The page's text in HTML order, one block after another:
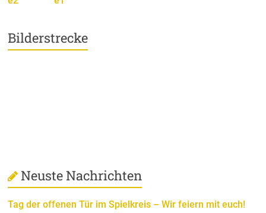
Bilderstrecke
Neuste Nachrichten
Tag der offenen Tür im Spielkreis – Wir feiern mit euch!